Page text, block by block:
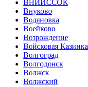
ВНИИССОК
Внуково
Водяновка
Воейково
Возрождение
Войсковая Казинка
Волгоград
Волгодонск
Волжск
Волжский